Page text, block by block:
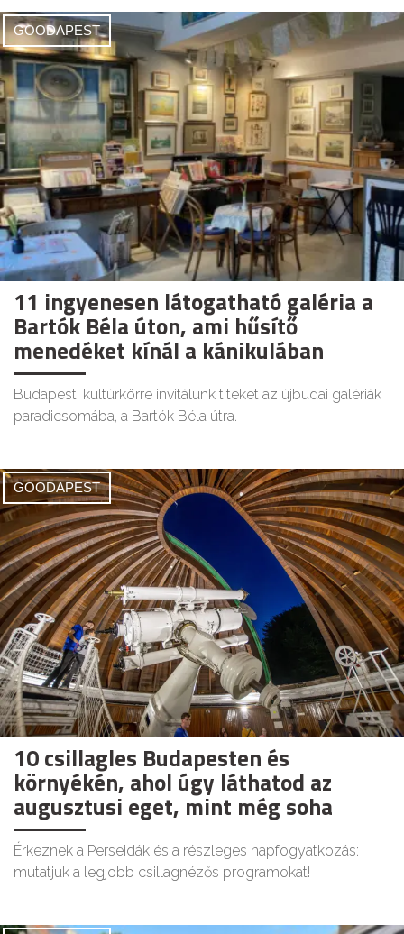
GOODAPEST
11 ingyenesen látogatható galéria a
Bartók Béla úton, ami hűsítő
menedéket kínál a kánikulában
Budapesti kultúrkörre invitálunk titeket az újbudai galériák
paradicsomába, a Bartók Béla útra.
GOODAPEST
10 csillagles Budapesten és
környékén, ahol úgy láthatod az
augusztusi eget, mint még soha
Érkeznek a Perseidák és a részleges napfogyatkozás:
mutatjuk a legjobb csillagnézős programokat!